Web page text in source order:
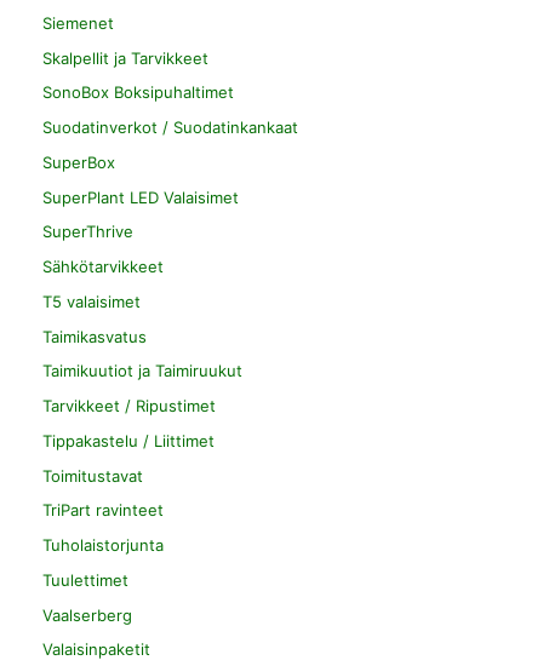
Siemenet
Skalpellit ja Tarvikkeet
SonoBox Boksipuhaltimet
Suodatinverkot / Suodatinkankaat
SuperBox
SuperPlant LED Valaisimet
SuperThrive
Sähkötarvikkeet
T5 valaisimet
Taimikasvatus
Taimikuutiot ja Taimiruukut
Tarvikkeet / Ripustimet
Tippakastelu / Liittimet
Toimitustavat
TriPart ravinteet
Tuholaistorjunta
Tuulettimet
Vaalserberg
Valaisinpaketit